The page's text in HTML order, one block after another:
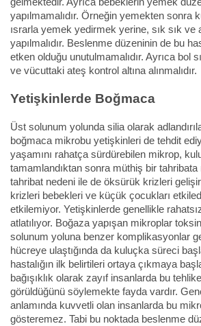
yapılmamalıdır. Örneğin yemekten sonra
ısrarla yemek yedirmek yerine, sık sık
yapılmalıdır. Beslenme düzeninin de bu
etken olduğu unutulmamalıdır. Ayrıca bol
ve vücuttaki ateş kontrol altına alınmalıdır.
Yetişkinlerde Boğmaca
Üst solunum yolunda silia olarak
boğmaca mikrobu yetişkinleri de tehdit
yaşamını rahatça sürdürebilen mikrop,
tamamlandıktan sonra müthiş bir tahribata
tahribat nedeni ile de öksürük krizleri
krizleri bebekleri ve küçük çocukları
etkilemiyor. Yetişkinlerde genellikle
atlatılıyor. Boğaza yapışan mikroplar
solunum yoluna benzer komplikasyonlar
hücreye ulaştığında da kuluçka süreci
hastalığın ilk belirtileri ortaya çıkmaya
bağışıklık olarak zayıf insanlarda bu
görüldüğünü söylemekte fayda vardır.
anlamında kuvvetli olan insanlarda bu
gösteremez. Tabi bu noktada beslenme